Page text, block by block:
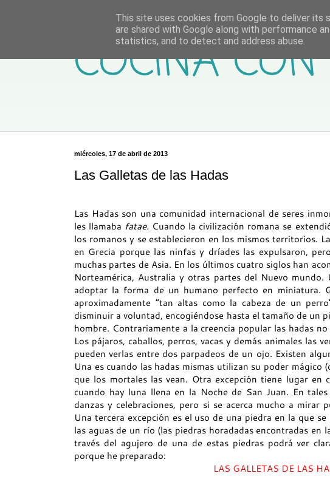
COCINA
miércoles, 17 de abril de 2013
Las Galletas de las Hadas
Las Hadas son una comunidad internacional de seres
les llamaba fatae. Cuando la civilización romana se
los romanos y se establecieron en los mismos territorios.
en Grecia porque las ninfas y dríades las expulsaron,
muchas partes de Asia. En los últimos cuatro siglos han
Norteamérica, Australia y otras partes del Nuevo mundo.
adoptar la forma de un humano perfecto en miniatura.
aproximadamente “tan altas como la cabeza de un
disminuir a voluntad, encogiéndose hasta el tamaño de un
hombre. Contrariamente a la creencia popular las hadas
Los pájaros, caballos, perros, vacas y demás animales las
pueden verlas entre dos parpadeos de un ojo. Existen
Una es cuando las hadas mismas utilizan su poder mágico
que los mortales las vean. Otra excepción tiene lugar en
cuando hay luna llena en la Noche de San Juan. En
danzas y celebraciones, pero si se acerca mucho a mirar
Una tercera excepción es el uso de una piedra en la que
las aguas de un río (las piedras horadadas encontradas en
través del agujero de una de estas piedras podrá ver
porque he preparado:
LAS GALLETAS DE LAS
This site uses cookies from Google to deliver its
are shared with Google along with performance
statistics, and to detect and address abuse.